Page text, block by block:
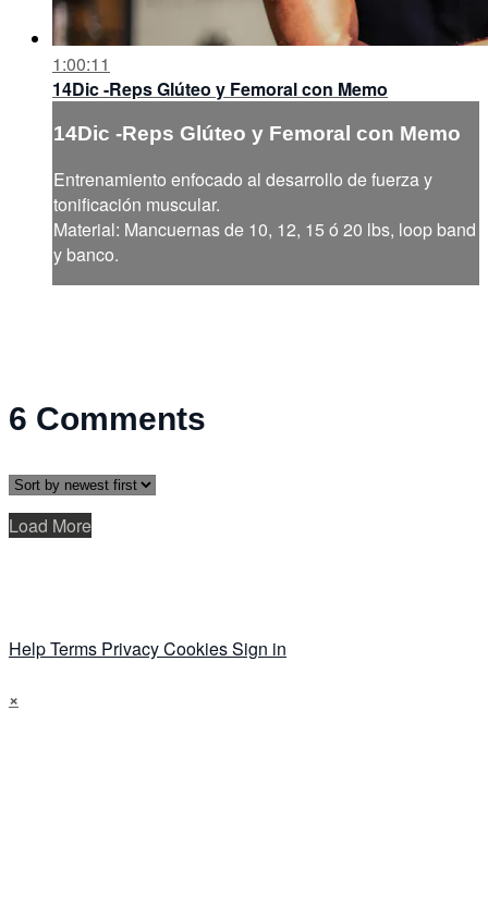
1:00:11
14Dic -Reps Glúteo y Femoral con Memo
14Dic -Reps Glúteo y Femoral con Memo
Entrenamiento enfocado al desarrollo de fuerza y
tonificación muscular.
Material: Mancuernas de 10, 12, 15 ó 20 lbs, loop band
y banco.
6 Comments
Load More
HelpTerms PrivacyCookiesSign in
×